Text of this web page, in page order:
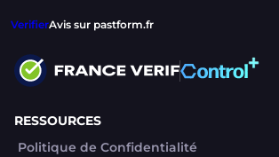
VerifierAvis sur pastform.fr
RESSOURCES
Politique de Confidentialité